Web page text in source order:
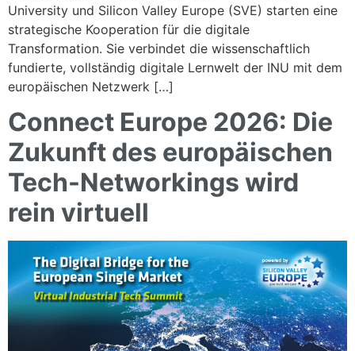
University und Silicon Valley Europe (SVE) starten eine
strategische Kooperation für die digitale
Transformation. Sie verbindet die wissenschaftlich
fundierte, vollständig digitale Lernwelt der INU mit dem
europäischen Netzwerk […]
Connect Europe 2026: Die
Zukunft des europäischen
Tech-Networkings wird
rein virtuell